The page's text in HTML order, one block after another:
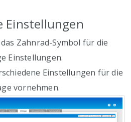
Einstellungen
Zahnrad-Symbol für die
Einstellungen.
Einstellungen für die
vornehmen.